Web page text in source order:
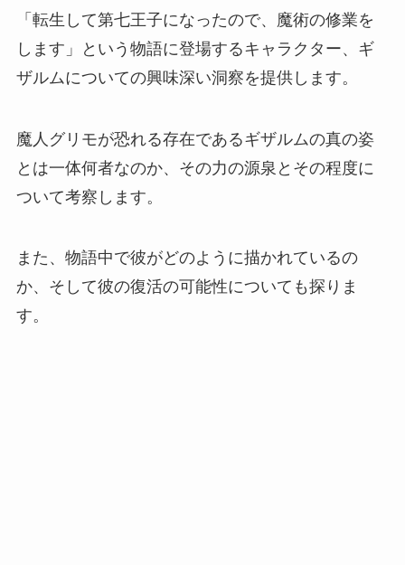
「転生して第七王子になったので、魔術の修業を
します」という物語に登場するキャラクター、ギ
ザルムについての興味深い洞察を提供します。
魔人グリモが恐れる存在であるギザルムの真の姿
とは一体何者なのか、その力の源泉とその程度に
ついて考察します。
また、物語中で彼がどのように描かれているの
か、そして彼の復活の可能性についても探りま
す。